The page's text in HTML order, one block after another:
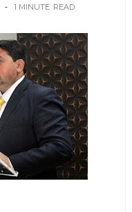
1 MINUTE READ